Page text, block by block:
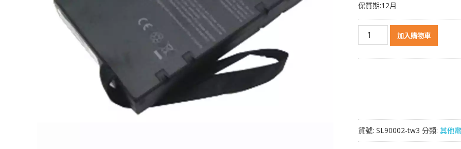
保質期:12月
P28LS6,SSB-
P28LS6/E,SSB-
P28LS9,SSB-
加入購物車
貨號: SL90002-tw3 分類: 其他